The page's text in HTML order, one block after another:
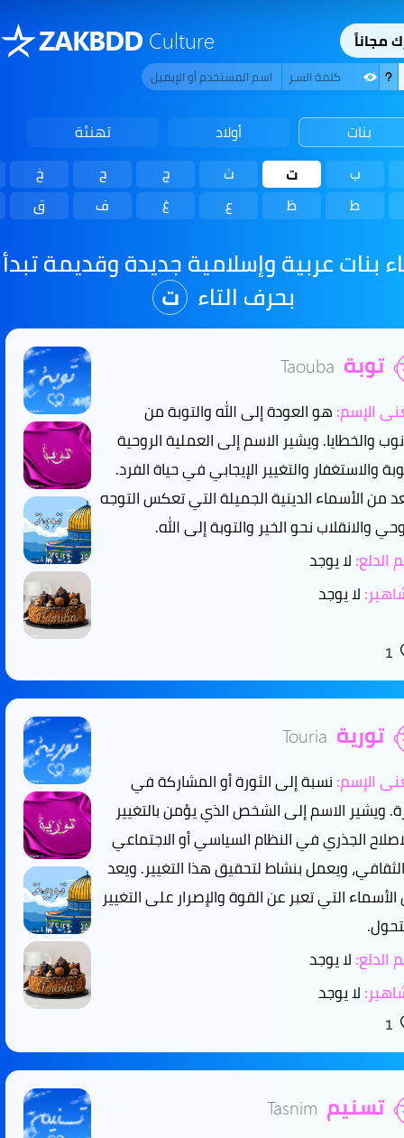
ZAKBDD Culture مجاناً
بنات أولاد تهنئة
ب ت ث ج ح
خ
ط
ظ ع غ ف ق
بنات عربية وإسلامية جديدة وقديمة تبدأ
بحرف التاء ت
توبة Taouba
الإسم:هو العودة إلى الله والتوبة من
والخطايا. ويشير الاسم إلى العملية الروحية
والاستغفار والتغيير الإيجابي في حياة الفرد.
من الأسماء الدينية الجميلة التي تعكس التوجه
والانقلاب نحو الخير والتوبة إلى الله.
الدلع:لا يوجد
لا يوجد
1
تورية Touria
الإسم:نسبة إلى الثورة أو المشاركة في
ويشير الاسم إلى الشخص الذي يؤمن بالتغيير
الجذري في النظام السياسي أو الاجتماعي
ويعمل بنشاط لتحقيق هذا التغيير. ويعد
التي تعبر عن القوة والإصرار على التغيير
الدلع:لا يوجد
لا يوجد
1
تسنيم Tasnim